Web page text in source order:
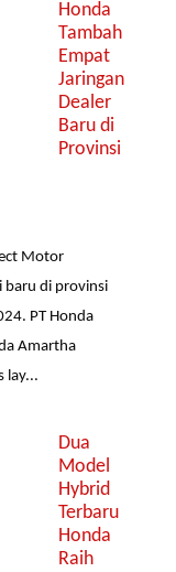
Honda
Tambah
Empat
Jaringan
Dealer
Baru di
Provinsi
Motor
baru di provinsi
PT Honda
Amartha
lay...
Dua
Model
Hybrid
Terbaru
Honda
Raih